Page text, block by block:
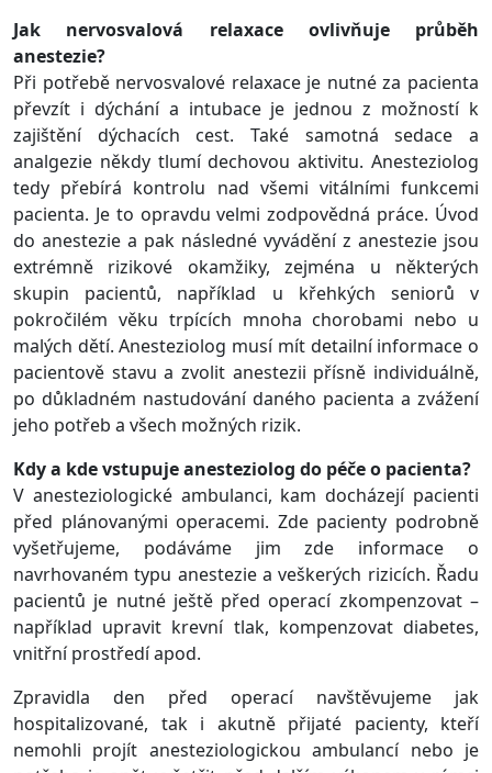
Jak nervosvalová relaxace ovlivňuje průběh
anestezie?
Při potřebě nervosvalové relaxace je nutné za pacienta
převzít i dýchání a intubace je jednou z možností k
zajištění dýchacích cest. Také samotná sedace a
analgezie někdy tlumí dechovou aktivitu. Anesteziolog
tedy přebírá kontrolu nad všemi vitálními funkcemi
pacienta. Je to opravdu velmi zodpovědná práce. Úvod
do anestezie a pak následné vyvádění z anestezie jsou
extrémně rizikové okamžiky, zejména u některých
skupin pacientů, například u křehkých seniorů v
pokročilém věku trpících mnoha chorobami nebo u
malých dětí. Anesteziolog musí mít detailní informace o
pacientově stavu a zvolit anestezii přísně individuálně,
po důkladném nastudování daného pacienta a zvážení
jeho potřeb a všech možných rizik.
Kdy a kde vstupuje anesteziolog do péče o pacienta?
V anesteziologické ambulanci, kam docházejí pacienti
před plánovanými operacemi. Zde pacienty podrobně
vyšetřujeme, podáváme jim zde informace o
navrhovaném typu anestezie a veškerých rizicích. Řadu
pacientů je nutné ještě před operací zkompenzovat –
například upravit krevní tlak, kompenzovat diabetes,
vnitřní prostředí apod.
Zpravidla den před operací navštěvujeme jak
hospitalizované, tak i akutně přijaté pacienty, kteří
nemohli projít anesteziologickou ambulancí nebo je